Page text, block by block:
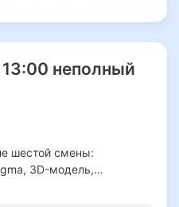
неполный
шестой смены:
3D-модель,
карта